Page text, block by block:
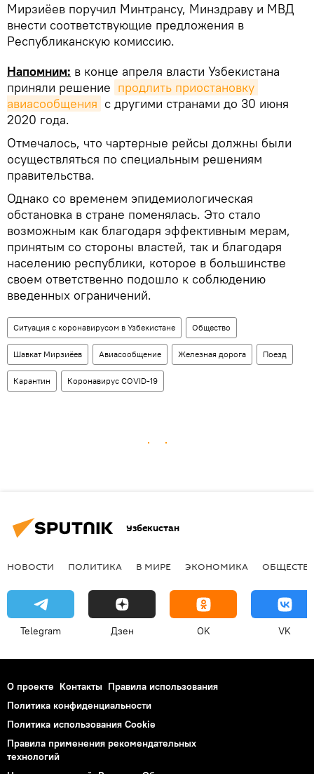
Мирзиёев поручил Минтрансу, Минздраву и МВД
внести соответствующие предложения в
Республиканскую комиссию.
Напомним: в конце апреля власти Узбекистана
приняли решение продлить приостановку
авиасообщения с другими странами до 30 июня
2020 года.
Отмечалось, что чартерные рейсы должны были
осуществляться по специальным решениям
правительства.
Однако со временем эпидемиологическая
обстановка в стране поменялась. Это стало
возможным как благодаря эффективным мерам,
принятым со стороны властей, так и благодаря
населению республики, которое в большинстве
своем ответственно подошло к соблюдению
введенных ограничений.
Ситуация с коронавирусом в Узбекистане Общество
Шавкат Мирзиёев Авиасообщение Железная дорога Поезд
Карантин Коронавирус COVID-19
Узбекистан
НОВОСТИ ПОЛИТИКА В МИРЕ ЭКОНОМИКА
Telegram Дзен OK VK
О проекте Контакты Правила использования
Политика конфиденциальности
Политика использования Cookie
Правила применения рекомендательных
технологий